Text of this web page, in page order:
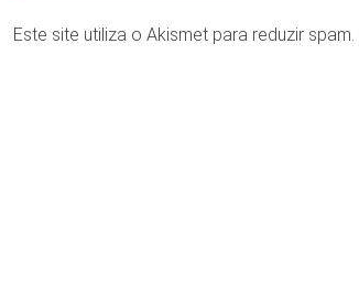
Este site utiliza o Akismet para reduzir spam.